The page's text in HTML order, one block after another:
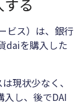
る
ビス）は、銀行
daiを購入した
現状少なく、
入し、後でDAI